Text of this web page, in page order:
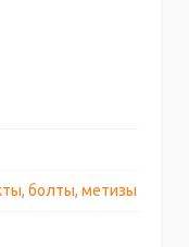
болты, метизы